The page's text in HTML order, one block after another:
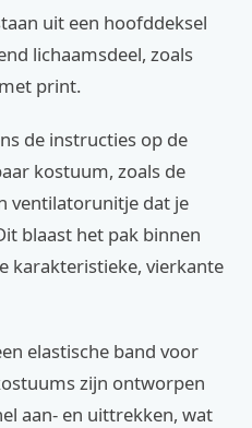
uit een hoofddeksel
lichaamsdeel, zoals
print.
de instructies op de
kostuum, zoals de
ventilatorunitje dat je
blaast het pak binnen
karakteristieke, vierkante
elastische band voor
zijn ontworpen
aan- en uittrekken, wat